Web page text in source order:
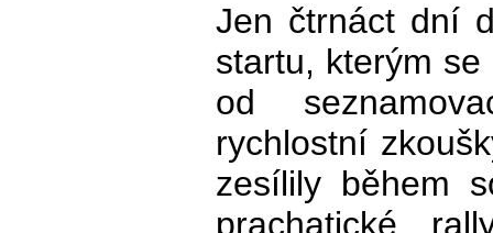
Jen čtrnáct dní
startu, kterým
od
rychlostní
zesílily během
prachatické